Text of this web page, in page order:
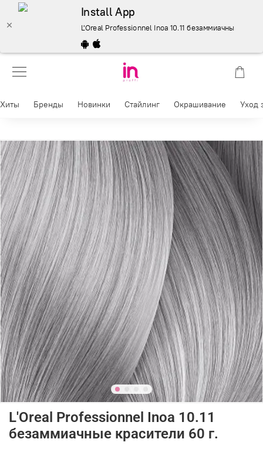
Install App
L'Oreal Professionnel Inoa 10.11 безаммиачные
Хиты Бренды Новинки Стайлинг Окрашивание Уход
L'Oreal Professionnel Inoa 10.11
безаммиачные красители 60 г.